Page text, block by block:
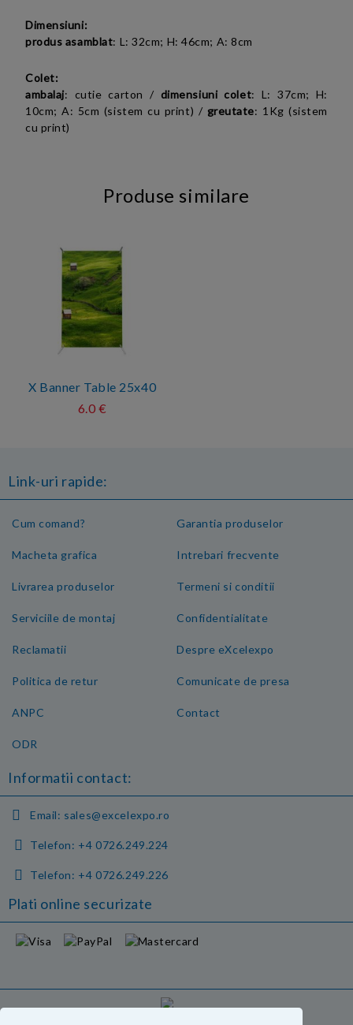
Dimensiuni:
produs asamblat: L: 32cm; H: 46cm; A: 8cm
Colet:
ambalaj: cutie carton / dimensiuni colet: L: 37cm; H:
10cm; A: 5cm (sistem cu print) / greutate: 1Kg (sistem
cu print)
Produse similare
X Banner Table 25x40
6.0 €
Link-uri rapide:
Cum comand?
Macheta grafica
Livrarea produselor
Serviciile de montaj
Garantia produselor
Intrebari frecvente
Termeni si conditii
Confidentialitate
Reclamatii
Politica de retur
ANPC
ODR
Despre eXcelexpo
Comunicate de presa
Contact
Informatii contact:
Email: sales@excelexpo.ro
Telefon: +4 0726.249.224
Telefon: +4 0726.249.226
Plati online securizate